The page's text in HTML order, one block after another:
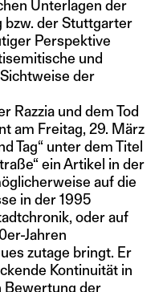
Unterlagen der
der Stuttgarter
Perspektive
und
der
Razzia und dem Tod
am Freitag, 29. März
Tag“ unter dem Titel
ein Artikel in der
auf die
in der 1995
oder auf
Jahren
zutage bringt. Er
Kontinuität in
Bewertung der